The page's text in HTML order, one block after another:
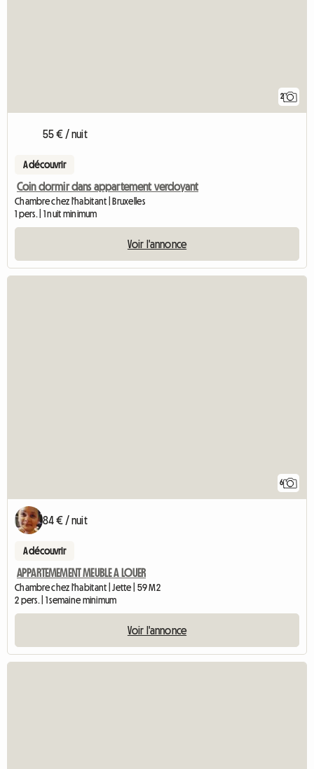
2
55 € / nuit
A découvrir
Coin dormir dans appartement verdoyant
Chambre chez l'habitant | Bruxelles
1 pers. | 1 nuit minimum
Voir l'annonce
6
84 € / nuit
A découvrir
APPARTEMEMENT MEUBLE A LOUER
Chambre chez l'habitant | Jette | 59 M2
2 pers. | 1 semaine minimum
Voir l'annonce